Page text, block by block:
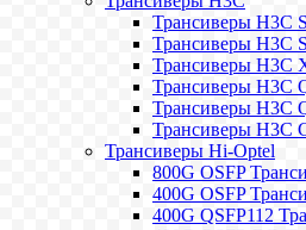
Трансиверы H3C
Трансиверы H3C
Трансиверы H3C
Трансиверы H3C
Трансиверы H3C
Трансиверы H3C
Трансиверы Hi-Optel
800G OSFP
400G OSFP
400G QSFP112